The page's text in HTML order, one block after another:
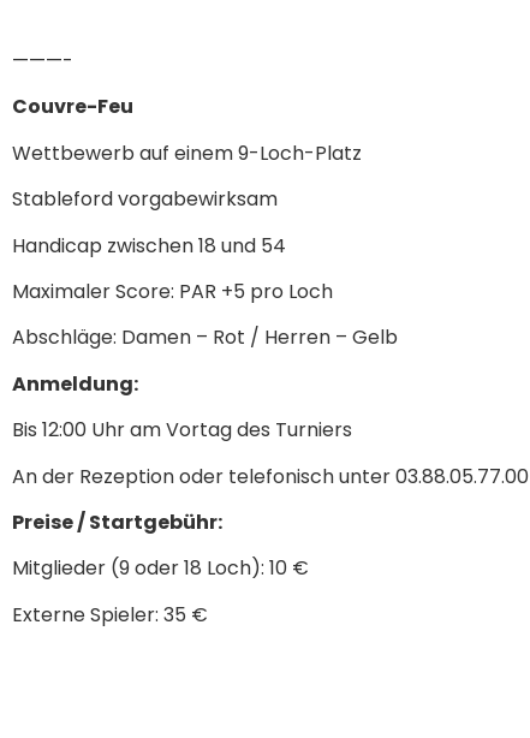
———-
Couvre-Feu
Wettbewerb auf einem 9-Loch-Platz
Stableford vorgabewirksam
Handicap zwischen 18 und 54
Maximaler Score: PAR +5 pro Loch
Abschläge: Damen – Rot / Herren – Gelb
Anmeldung:
Bis 12:00 Uhr am Vortag des Turniers
An der Rezeption oder telefonisch unter 03.88.05.77.00
Preise / Startgebühr:
Mitglieder (9 oder 18 Loch): 10 €
Externe Spieler: 35 €